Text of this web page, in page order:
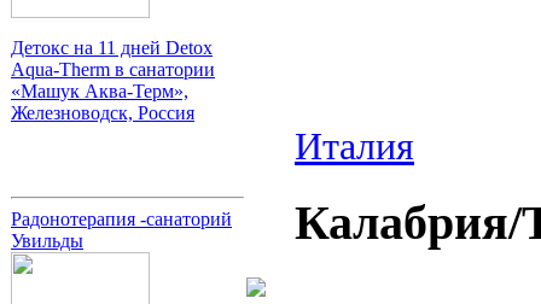
Детокс на 11 дней Detox
Aqua-Therm в санатории
«Машук Аква-Терм»,
Железноводск, Россия
Радонотерапия -санаторий
Увильды
Италия